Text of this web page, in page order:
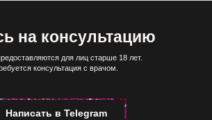
Написать в Telegram
на консультацию
для лиц старше 18 лет.
консультация с врачом.